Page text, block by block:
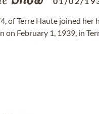
of Terre Haute joined her
on February 1, 1939, in